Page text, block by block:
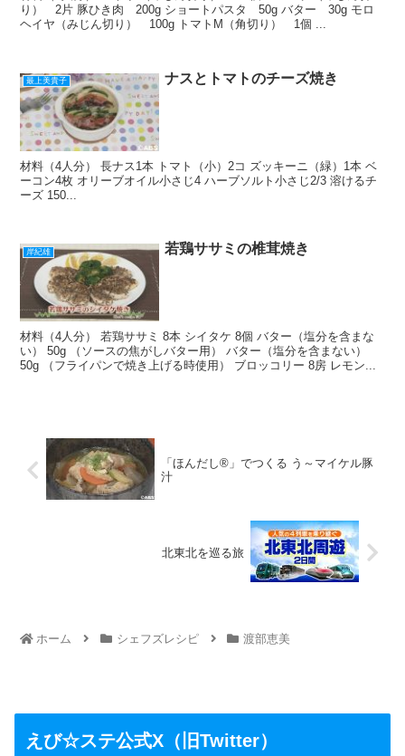
り） 2片 豚ひき肉 200g ショートパスタ 50g バター 30g モロ
ヘイヤ（みじん切り） 100g トマトM（角切り） 1個 ...
最上美貴子 ナスとトマトのチーズ焼き
材料（4人分） 長ナス1本 トマト（小）2コ ズッキーニ（緑）1本 ベ
ーコン4枚 オリーブオイル小さじ4 ハーブソルト小さじ2/3 溶けるチ
ーズ 150...
岸紀雄 若鶏ササミの椎茸焼き
材料（4人分） 若鶏ササミ 8本 シイタケ 8個 バター（塩分を含まな
い） 50g （ソースの焦がしバター用） バター（塩分を含まない）
50g （フライパンで焼き上げる時使用） ブロッコリー 8房 レモン...
「ほんだし®」でつくる う～マイケル豚
汁
北東北を巡る旅
ホーム シェフズレシピ 渡部恵美
えび☆ステ公式X（旧Twitter）